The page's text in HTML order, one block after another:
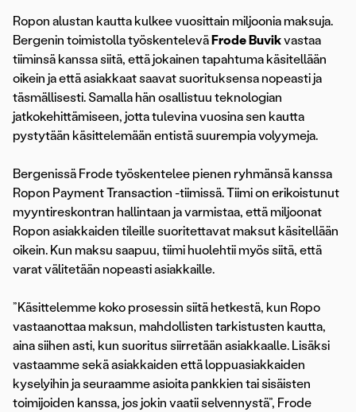
Ropon alustan kautta kulkee vuosittain miljoonia maksuja.
Bergenin toimistolla työskentelevä Frode Buvikvastaa
tiiminsä kanssa siitä, että jokainen tapahtuma käsitellään
oikein ja että asiakkaat saavat suorituksensa nopeasti ja
täsmällisesti. Samalla hän osallistuu teknologian
jatkokehittämiseen, jotta tulevina vuosina sen kautta
pystytään käsittelemään entistä suurempia volyymeja.
Bergenissä Frode työskentelee pienen ryhmänsä kanssa
Ropon Payment Transaction -tiimissä. Tiimi on erikoistunut
myyntireskontran hallintaan ja varmistaa, että miljoonat
Ropon asiakkaiden tileille suoritettavat maksut käsitellään
oikein. Kun maksu saapuu, tiimi huolehtii myös siitä, että
varat välitetään nopeasti asiakkaille.
”Käsittelemme koko prosessin siitä hetkestä, kun Ropo
vastaanottaa maksun, mahdollisten tarkistusten kautta,
aina siihen asti, kun suoritus siirretään asiakkaalle. Lisäksi
vastaamme sekä asiakkaiden että loppuasiakkaiden
kyselyihin ja seuraamme asioita pankkien tai sisäisten
toimijoiden kanssa, jos jokin vaatii selvennystä”, Frode